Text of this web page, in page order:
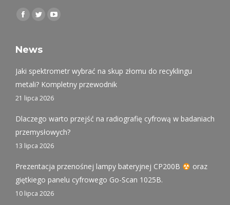
Find us on:
Facebook
opens
new
window
Twitter
opens
new
window
YouTube
new
window
News
Jaki spektrometr wybrać na skup złomu do recyklingu
metali? Kompletny przewodnik
21 lipca 2026
Dlaczego warto przejść na radiografię cyfrową w badaniach
przemysłowych?
13 lipca 2026
Prezentacja przenośnej lampy bateryjnej CP200B
oraz
giętkiego panelu cyfrowego Go-Scan 1025B.
10 lipca 2026